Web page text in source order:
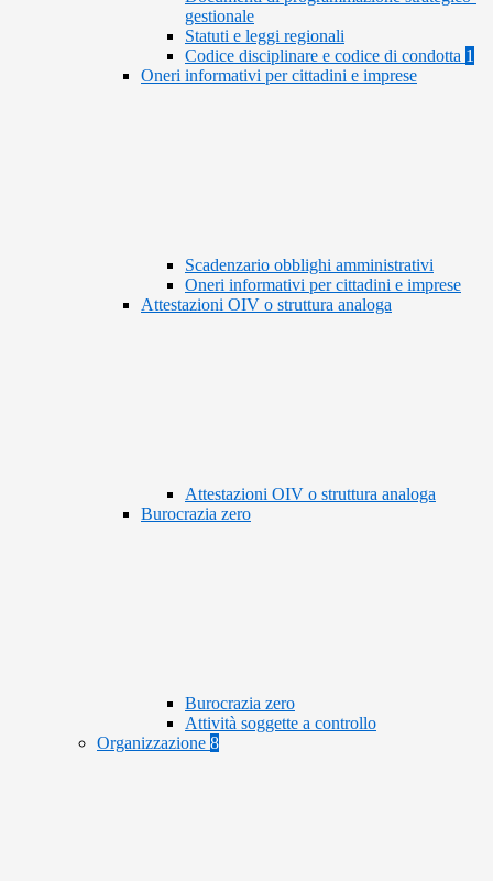
gestionale
Statuti e leggi regionali
Codice disciplinare e codice di condotta 1
Oneri informativi per cittadini e imprese
Scadenzario obblighi amministrativi
Oneri informativi per cittadini e imprese
Attestazioni OIV o struttura analoga
Attestazioni OIV o struttura analoga
Burocrazia zero
Burocrazia zero
Attività soggette a controllo
Organizzazione 8